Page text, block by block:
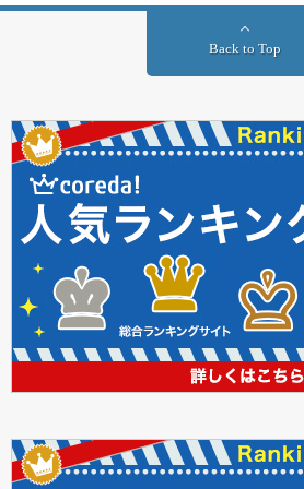
Back to Top